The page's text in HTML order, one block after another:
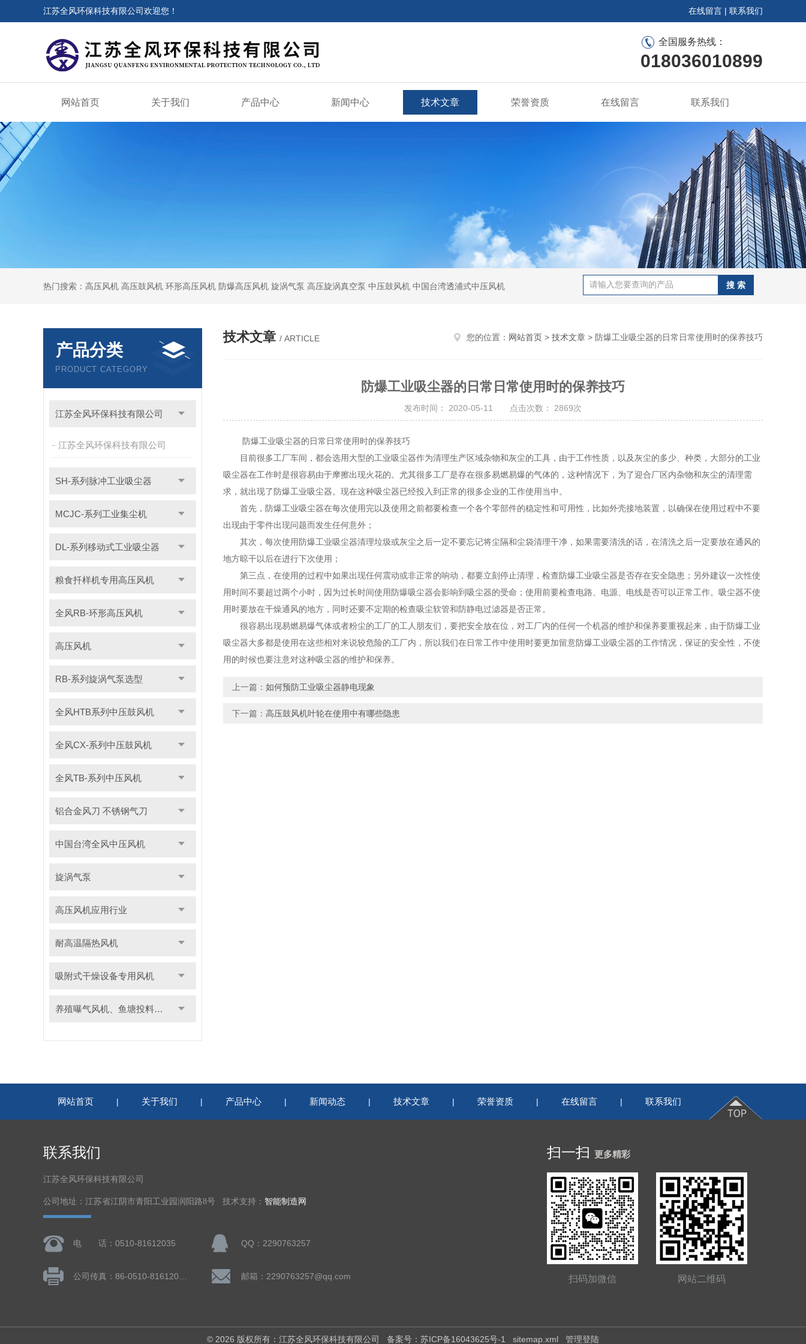
江苏全风环保科技有限公司欢迎您！ 在线留言 | 联系我们
全国服务热线：
018036010899
网站首页 关于我们 产品中心 新闻中心 技术文章 荣誉资质 在线留言 联系我们
热门搜索：高压风机 高压鼓风机 环形高压风机 防爆高压风机 旋涡气泵 高压旋涡真空泵 中压鼓风机 中国台湾透浦式中压风机
产品分类
PRODUCT CATEGORY
江苏全风环保科技有限公司
江苏全风环保科技有限公司
SH-系列脉冲工业吸尘器
MCJC-系列工业集尘机
DL-系列移动式工业吸尘器
粮食扦样机专用高压风机
全风RB-环形高压风机
高压风机
RB-系列旋涡气泵选型
全风HTB系列中压鼓风机
全风CX-系列中压鼓风机
全风TB-系列中压风机
铝合金风刀 不锈钢气刀
中国台湾全风中压风机
旋涡气泵
高压风机应用行业
耐高温隔热风机
吸附式干燥设备专用风机
养殖曝气风机、鱼塘投料用风机
技术文章 / ARTICLE 您的位置： 网站首页 > 技术文章 > 防爆工业吸尘器的日常日常使用时的保养技巧
防爆工业吸尘器的日常日常使用时的保养技巧
发布时间： 2020-05-11 点击次数： 2869次
防爆工业吸尘器的日常日常使用时的保养技巧
目前很多工厂车间，都会选用大型的工业吸尘器作为清理生产区域杂物和灰尘的工具，由于工作性质，以及灰尘的多少、种类，大部分的工业
吸尘器在工作时是很容易由于摩擦出现火花的。尤其很多工厂是存在很多易燃易爆的气体的，这种情况下，为了迎合厂区内杂物和灰尘的清理需
求，就出现了防爆工业吸尘器。现在这种吸尘器已经投入到正常的很多企业的工作使用当中。
首先，防爆工业吸尘器在每次使用完以及使用之前都要检查一个各个零部件的稳定性和可用性，比如外壳接地装置，以确保在使用过程中不要
出现由于零件出现问题而发生任何意外；
其次，每次使用防爆工业吸尘器清理垃圾或灰尘之后一定不要忘记将尘隔和尘袋清理干净，如果需要清洗的话，在清洗之后一定要放在通风的
地方晾干以后在进行下次使用；
第三点，在使用的过程中如果出现任何震动或非正常的响动，都要立刻停止清理，检查防爆工业吸尘器是否存在安全隐患；另外建议一次性使
用时间不要超过两个小时，因为过长时间使用防爆吸尘器会影响到吸尘器的受命；使用前要检查电路、电源、电线是否可以正常工作。吸尘器不使
用时要放在干燥通风的地方，同时还要不定期的检查吸尘软管和防静电过滤器是否正常。
很容易出现易燃易爆气体或者粉尘的工厂的工人朋友们，要把安全放在位，对工厂内的任何一个机器的维护和保养要重视起来，由于防爆工业
吸尘器大多都是使用在这些相对来说较危险的工厂内，所以我们在日常工作中使用时要更加留意防爆工业吸尘器的工作情况，保证的安全性，不使
用的时候也要注意对这种吸尘器的维护和保养。
上一篇： 如何预防工业吸尘器静电现象
下一篇： 高压鼓风机叶轮在使用中有哪些隐患
网站首页 | 关于我们 | 产品中心 | 新闻动态 | 技术文章 | 荣誉资质 | 在线留言 | 联系我们
联系我们
江苏全风环保科技有限公司
公司地址：江苏省江阴市青阳工业园润阳路8号 技术支持： 智能制造网
电 话：0510-81612035 QQ：2290763257
邮箱：2290763257@qq.com
扫一扫 更多精彩
扫码加微信 网站二维码
© 2026 版权所有：江苏全风环保科技有限公司 备案号：苏ICP备16043625号-1 sitemap.xml 管理登陆